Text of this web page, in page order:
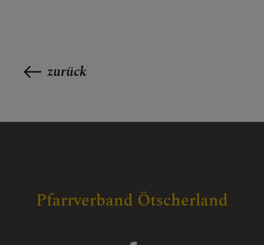
zurück
Pfarrverband Ötscherland